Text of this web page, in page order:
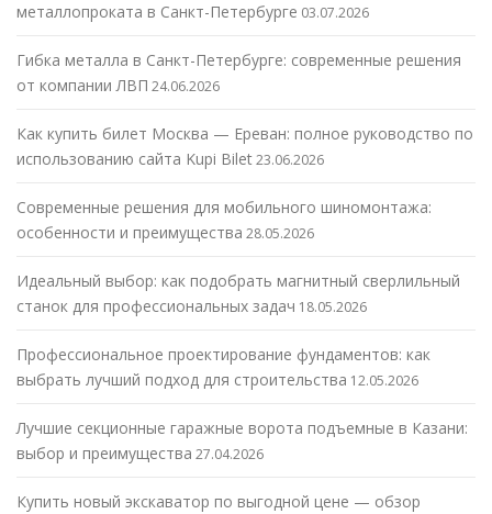
металлопроката в Санкт-Петербурге 03.07.2026
Гибка металла в Санкт-Петербурге: современные решения
от компании ЛВП 24.06.2026
Как купить билет Москва — Ереван: полное руководство по
использованию сайта Kupi Bilet23.06.2026
Современные решения для мобильного шиномонтажа:
особенности и преимущества 28.05.2026
Идеальный выбор: как подобрать магнитный сверлильный
станок для профессиональных задач 18.05.2026
Профессиональное проектирование фундаментов: как
выбрать лучший подход для строительства 12.05.2026
Лучшие секционные гаражные ворота подъемные в Казани:
выбор и преимущества 27.04.2026
Купить новый экскаватор по выгодной цене — обзор